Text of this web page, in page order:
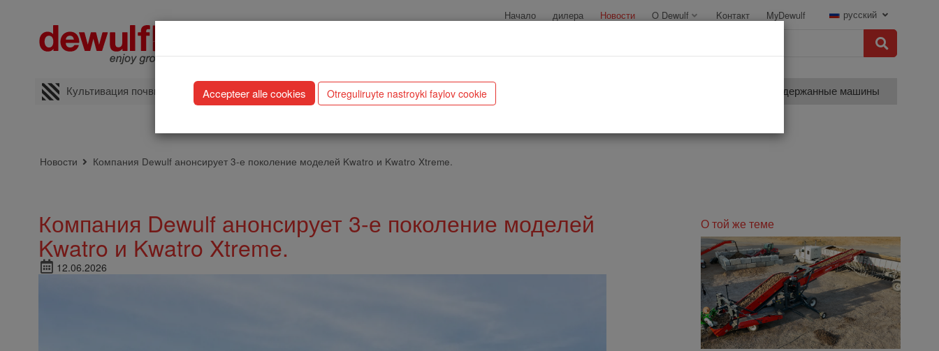
Начало дилера Новости O Dewulf Koнтaкт MyDewulf русский
Культивация почвы Посадка Сбор урожая подержанные машины
Новости Компания Dewulf анонсирует 3-е поколение моделей Kwatro и Kwatro Xtreme.
Компания Dewulf анонсирует 3-е поколение моделей
Kwatro и Kwatro Xtreme.
12.06.2026
О той же теме
Otreguliruyte nastroyki faylov cookie